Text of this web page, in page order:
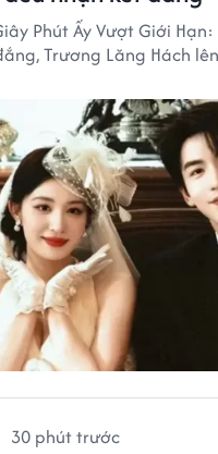
Phút Ấy Vượt Giới
Trương Lăng Hách
30 phút trước